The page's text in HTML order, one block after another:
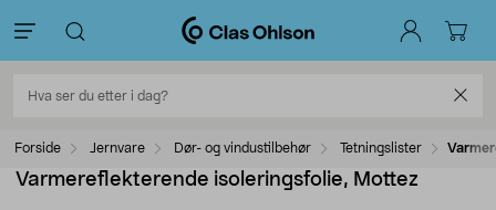
Forside Jernvare Dør- og vindustilbehør Tetningslister
Varmereflekterende isoleringsfolie, Mottez